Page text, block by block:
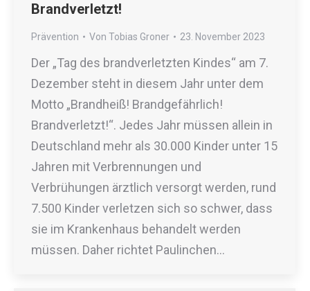
Brandverletzt!
Prävention Von Tobias Groner 23. November 2023
Der „Tag des brandverletzten Kindes“ am 7.
Dezember steht in diesem Jahr unter dem
Motto „Brandheiß! Brandgefährlich!
Brandverletzt!“. Jedes Jahr müssen allein in
Deutschland mehr als 30.000 Kinder unter 15
Jahren mit Verbrennungen und
Verbrühungen ärztlich versorgt werden, rund
7.500 Kinder verletzen sich so schwer, dass
sie im Krankenhaus behandelt werden
müssen. Daher richtet Paulinchen…